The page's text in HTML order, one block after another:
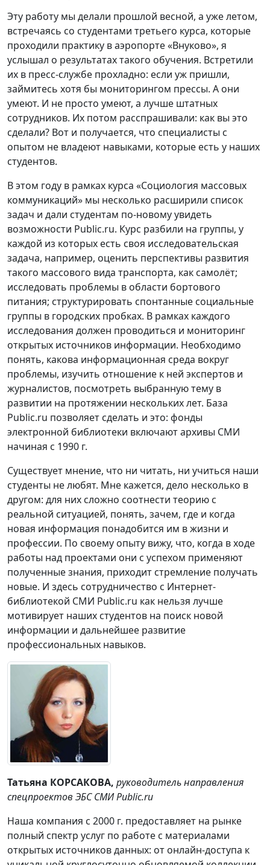
Эту работу мы делали прошлой весной, а уже летом,
встречаясь со студентами третьего курса, которые
проходили практику в аэропорте «Внуково», я
услышал о результатах такого обучения. Встретили
их в пресс-службе прохладно: если уж пришли,
займитесь хотя бы мониторингом прессы. А они
умеют. И не просто умеют, а лучше штатных
сотрудников. Их потом расспрашивали: как вы это
сделали? Вот и получается, что специалисты с
опытом не владеют навыками, которые есть у наших
студентов.
В этом году в рамках курса «Социология массовых
коммуникаций» мы несколько расширили список
задач и дали студентам по-новому увидеть
возможности Public.ru. Курс разбили на группы, у
каждой из которых есть своя исследовательская
задача, например, оценить перспективы развития
такого массового вида транспорта, как самолёт;
исследовать проблемы в области бортового
питания; структурировать спонтанные социальные
группы в городских пробках. В рамках каждого
исследования должен проводиться и мониторинг
открытых источников информации. Необходимо
понять, какова информационная среда вокруг
проблемы, изучить отношение к ней экспертов и
журналистов, посмотреть выбранную тему в
развитии на протяжении нескольких лет. База
Public.ru позволяет сделать и это: фонды
электронной библиотеки включают архивы СМИ
начиная с 1990 г.
Существует мнение, что ни читать, ни учиться наши
студенты не любят. Мне кажется, дело несколько в
другом: для них сложно соотнести теорию с
реальной ситуацией, понять, зачем, где и когда
новая информация понадобится им в жизни и
профессии. По своему опыту вижу, что, когда в ходе
работы над проектами они с успехом применяют
полученные знания, приходит стремление получать
новые. И здесь сотрудничество с Интернет-
библиотекой СМИ Public.ru как нельзя лучше
мотивирует наших студентов на поиск новой
информации и дальнейшее развитие
профессиональных навыков.
Татьяна КОРСАКОВА, руководитель направления
спецпроектов ЭБС СМИ Public.ru
Наша компания с 2000 г. предоставляет на рынке
полный спектр услуг по работе с материалами
открытых источников данных: от онлайн-доступа к